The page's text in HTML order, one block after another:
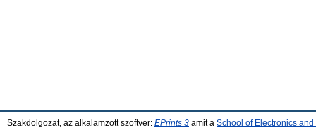
Szakdolgozat, az alkalamzott szoftver: EPrints 3 amit a School of Electronics